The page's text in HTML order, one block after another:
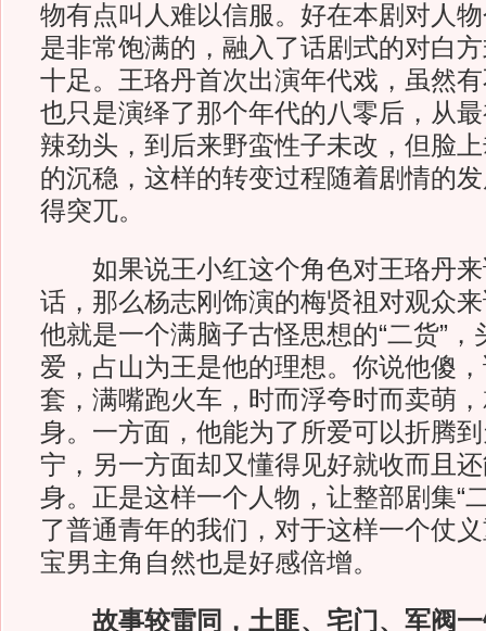
物有点叫人难以信服。好在本剧对人
是非常饱满的，融入了话剧式的对白
十足。王珞丹首次出演年代戏，虽然
也只是演绎了那个年代的八零后，从
辣劲头，到后来野蛮性子未改，但脸
的沉稳，这样的转变过程随着剧情的
得突兀。
如果说王小红这个角色对王珞丹来
话，那么杨志刚饰演的梅贤祖对观众
他就是一个满脑子古怪思想的“二货”
爱，占山为王是他的理想。你说他傻
套，满嘴跑火车，时而浮夸时而卖萌
身。一方面，他能为了所爱可以折腾
宁，另一方面却又懂得见好就收而且
身。正是这样一个人物，让整部剧集“
了普通青年的我们，对于这样一个仗
宝男主角自然也是好感倍增。
故事较雷同，土匪、宅门、军阀